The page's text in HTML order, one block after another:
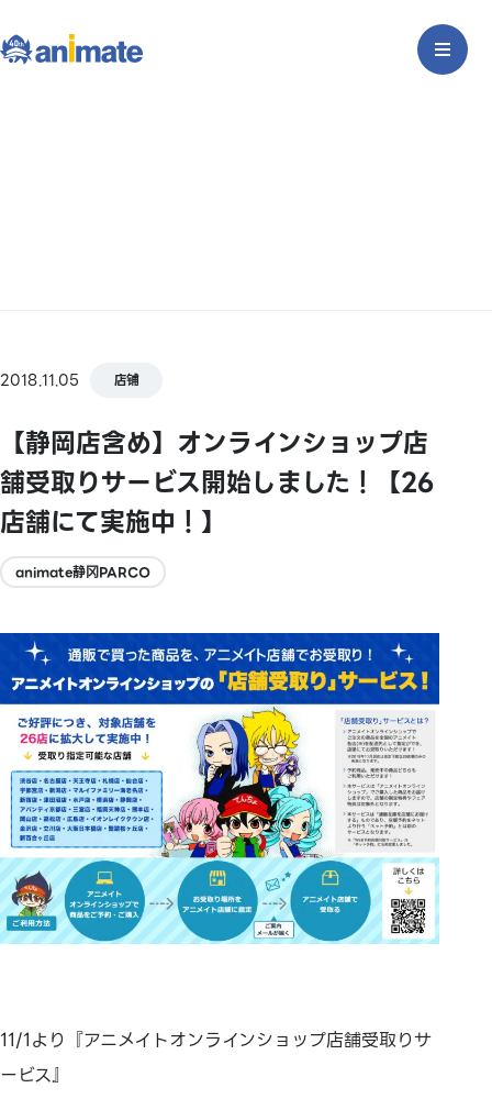
2018.11.05 店铺
【静岡店含め】オンラインショップ店
舗受取りサービス開始しました！【26
店舗にて実施中！】
animate静冈PARCO
11/1より『アニメイトオンラインショップ店舗受取りサ
ービス』